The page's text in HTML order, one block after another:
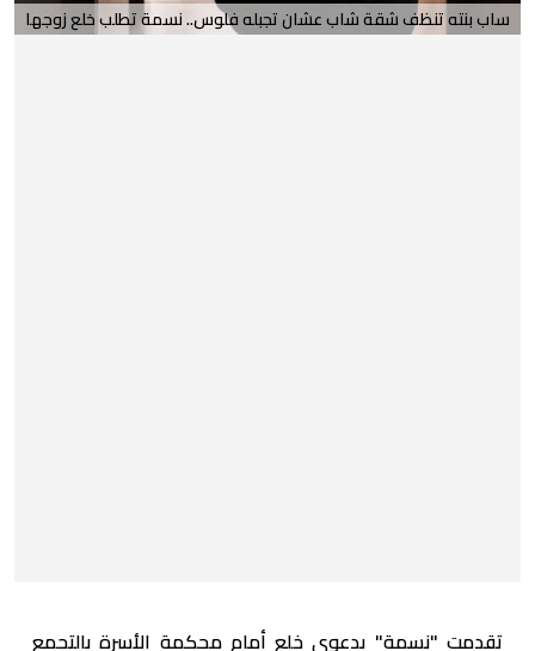
ساب بنته تنظف شقة شاب عشان تجبله فلوس.. نسمة تطلب خلع زوجها
تقدمت "نسمة" بدعوى خلع أمام محكمة الأسرة بالتجمع